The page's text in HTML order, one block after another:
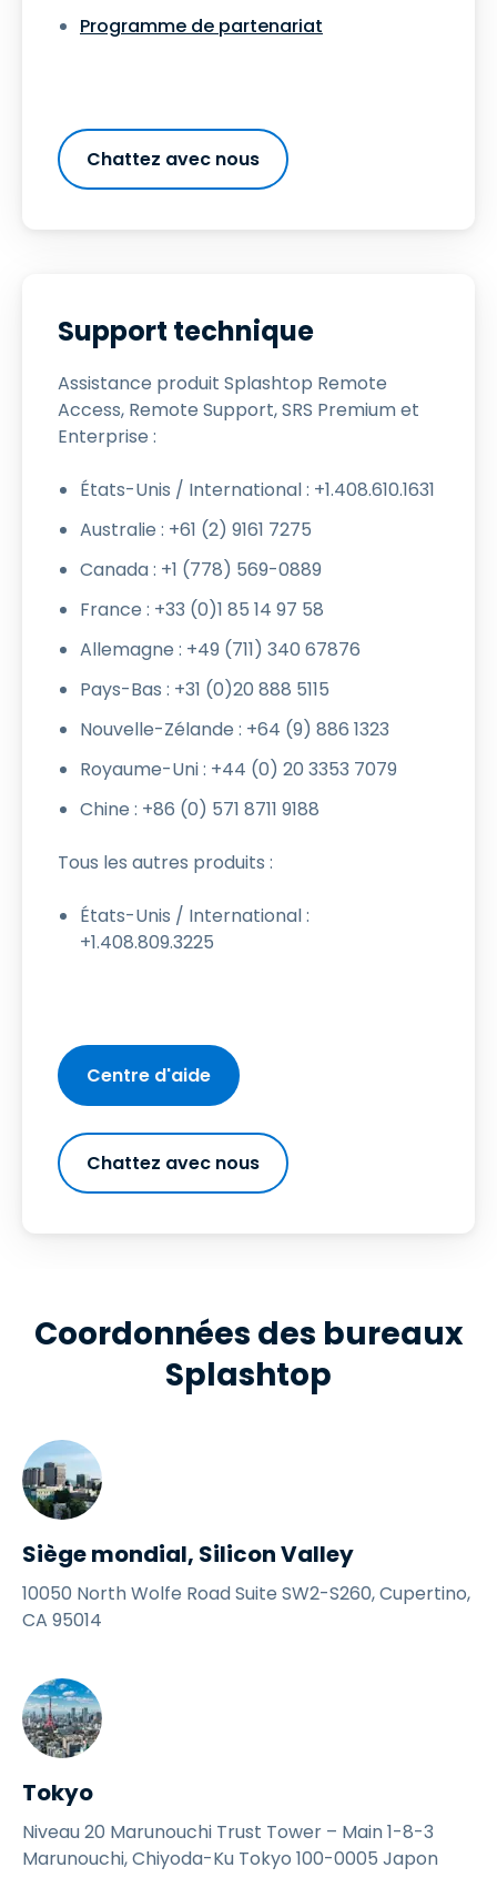
Programme de partenariat
Chattez avec nous
Support technique
Assistance produit Splashtop Remote
Access, Remote Support, SRS Premium et
Enterprise :
États-Unis / International : +1.408.610.1631
Australie : +61 (2) 9161 7275
Canada : +1 (778) 569-0889
France : +33 (0)1 85 14 97 58
Allemagne : +49 (711) 340 67876
Pays-Bas : +31 (0)20 888 5115
Nouvelle-Zélande : +64 (9) 886 1323
Royaume-Uni : +44 (0) 20 3353 7079
Chine : +86 (0) 571 8711 9188
Tous les autres produits :
États-Unis / International :
+1.408.809.3225
Centre d'aide
Chattez avec nous
Coordonnées des bureaux
Splashtop
Siège mondial, Silicon Valley
10050 North Wolfe Road Suite SW2-S260, Cupertino,
CA 95014
Tokyo
Niveau 20 Marunouchi Trust Tower – Main 1-8-3
Marunouchi, Chiyoda-Ku Tokyo 100-0005 Japon